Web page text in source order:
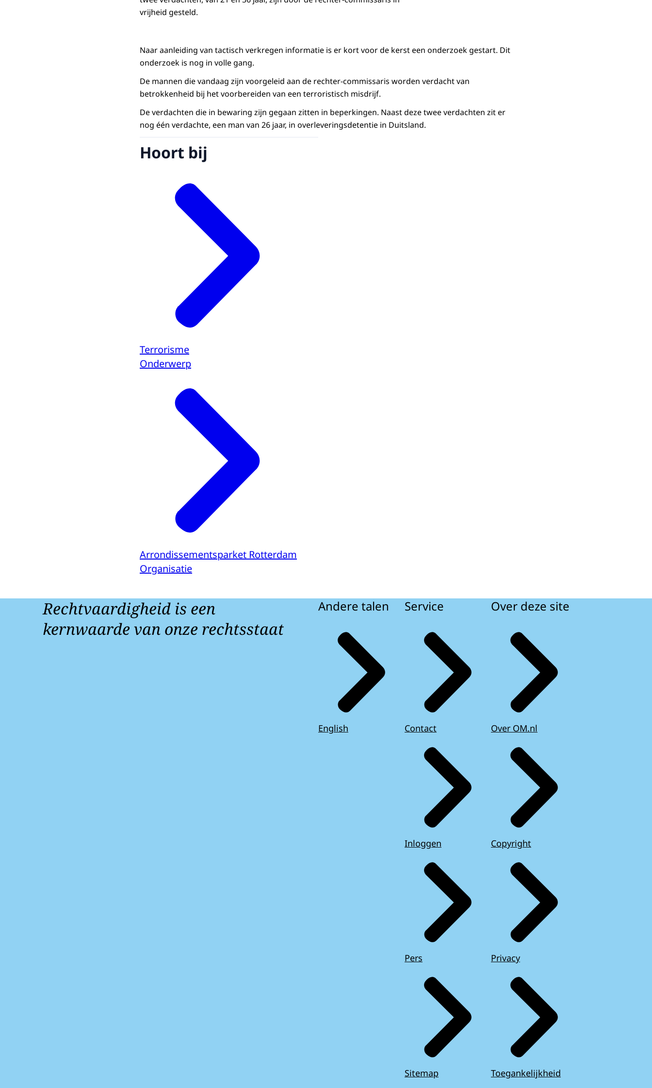
vrijheid gesteld.
Naar aanleiding van tactisch verkregen informatie is er kort voor de kerst een onderzoek gestart. Dit
onderzoek is nog in volle gang.
De mannen die vandaag zijn voorgeleid aan de rechter-commissaris worden verdacht van
betrokkenheid bij het voorbereiden van een terroristisch misdrijf.
De verdachten die in bewaring zijn gegaan zitten in beperkingen. Naast deze twee verdachten zit er
nog één verdachte, een man van 26 jaar, in overleveringsdetentie in Duitsland.
Hoort bij
Terrorisme
Onderwerp
Arrondissementsparket Rotterdam
Organisatie
Rechtvaardigheid is een
kernwaarde van onze rechtsstaat
Andere talen
English
Service
Contact
Inloggen
Pers
Sitemap
Over deze site
Over OM.nl
Copyright
Privacy
Toegankelijkheid